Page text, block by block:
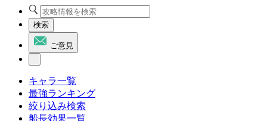
検索
ご意見
キャラ一覧
最強ランキング
絞り込み検索
船長効果一覧